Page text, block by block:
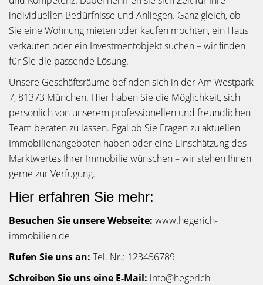
individuellen Bedürfnisse und Anliegen. Ganz gleich, ob
Sie eine Wohnung mieten oder kaufen möchten, ein Haus
verkaufen oder ein Investmentobjekt suchen – wir finden
für Sie die passende Lösung.
Unsere Geschäftsräume befinden sich in der Am Westpark
7, 81373 München. Hier haben Sie die Möglichkeit, sich
persönlich von unserem professionellen und freundlichen
Team beraten zu lassen. Egal ob Sie Fragen zu aktuellen
Immobilienangeboten haben oder eine Einschätzung des
Marktwertes Ihrer Immobilie wünschen – wir stehen Ihnen
gerne zur Verfügung.
Hier erfahren Sie mehr:
Besuchen Sie unsere Webseite: www.hegerich-
immobilien.de
Rufen Sie uns an: Tel. Nr.: 123456789
Schreiben Sie uns eine E-Mail: info@hegerich-